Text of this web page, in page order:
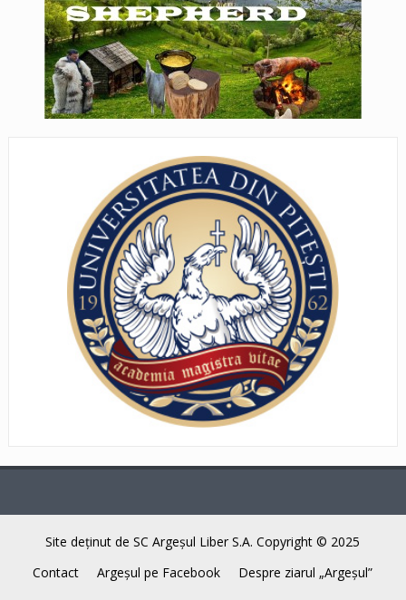
Site deţinut de SC Argeşul Liber S.A. Copyright © 2025
Contact
Argeşul pe Facebook Despre ziarul „Argeşul”